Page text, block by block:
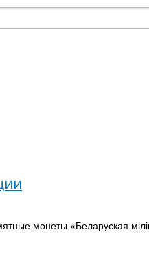
монеты «Беларуская